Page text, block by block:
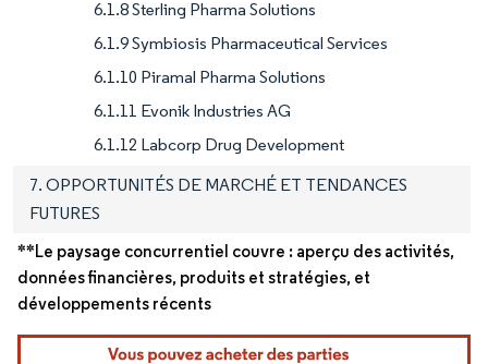
6.1.8 Sterling Pharma Solutions
6.1.9 Symbiosis Pharmaceutical Services
6.1.10 Piramal Pharma Solutions
6.1.11 Evonik Industries AG
6.1.12 Labcorp Drug Development
7. OPPORTUNITÉS DE MARCHÉ ET TENDANCES
FUTURES
**Le paysage concurrentiel couvre : aperçu des activités,
données financières, produits et stratégies, et
développements récents